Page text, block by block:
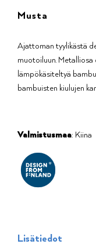
Musta
Ajattoman tyylikästä
muotoiluun. Metalliosa
lämpökäsiteltyä
bambuisten kiulujen
Valmistusmaa: Kiina
Lisätiedot